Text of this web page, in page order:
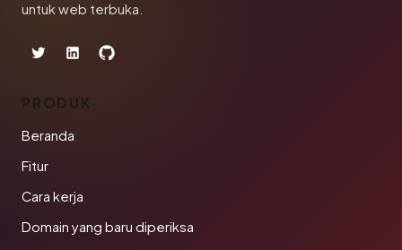
untuk web terbuka.
PRODUK
Beranda
Fitur
Cara kerja
Domain yang baru diperiksa